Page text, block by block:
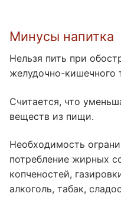
Минусы напитка
Нельзя пить при
желудочно-кишечного
Считается, что
веществ из пищи.
Необходимость
потребление жирных
копченостей,
алкоголь, табак,